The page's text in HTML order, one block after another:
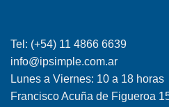
Tel: (+54) 11 4866 6639
info@ipsimple.com.ar
Lunes a Viernes: 10 a 18 horas
Francisco Acuña de Figueroa